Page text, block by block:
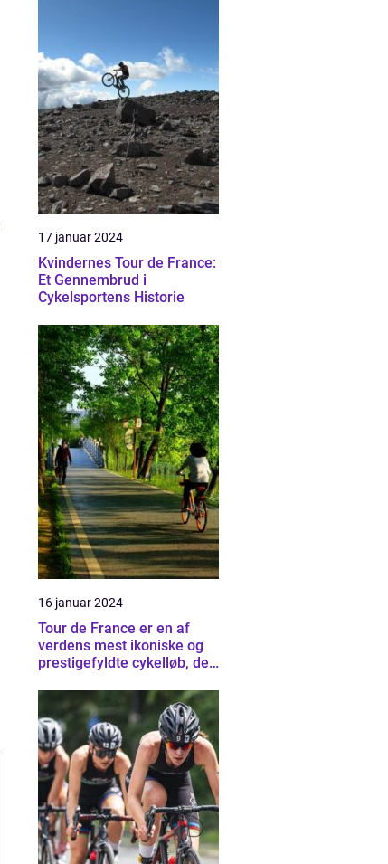
17 januar 2024
Kvindernes Tour de France:
Et Gennembrud i
Cykelsportens Historie
16 januar 2024
Tour de France er en af
verdens mest ikoniske og
prestigefyldte cykelløb, der
tilskuere og
cykelentusiaster fra hele
verden hvert år